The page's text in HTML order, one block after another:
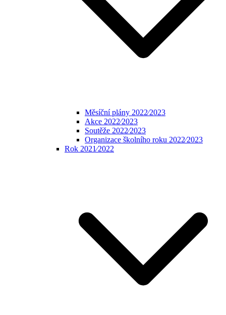
Měsíční plány 2022⁄2023
Akce 2022⁄2023
Soutěže 2022⁄2023
Organizace školního roku 2022⁄2023
Rok 2021⁄2022